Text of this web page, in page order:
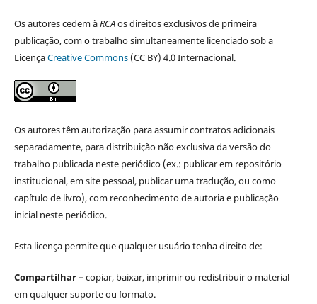
Os autores cedem àRCAos direitos exclusivos de primeira
publicação, com o trabalho simultaneamente licenciado sob a
LicençaCreative Commons(CC BY) 4.0 Internacional.
Os autores têm autorização para assumir contratos adicionais
separadamente, para distribuição não exclusiva da versão do
trabalho publicada neste periódico (ex.: publicar em repositório
institucional, em site pessoal, publicar uma tradução, ou como
capítulo de livro), com reconhecimento de autoria e publicação
inicial neste periódico.
Esta licença permite que qualquer usuário tenha direito de:
Compartilhar– copiar, baixar, imprimir ou redistribuir o material
em qualquer suporte ou formato.